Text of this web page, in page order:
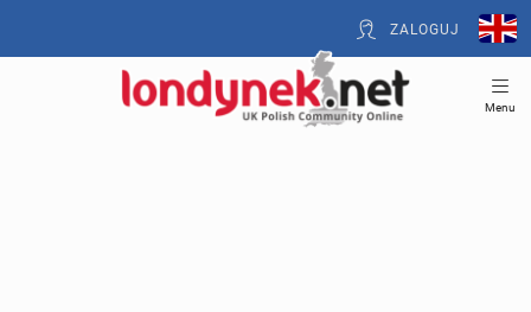
ZALOGUJ
Menu